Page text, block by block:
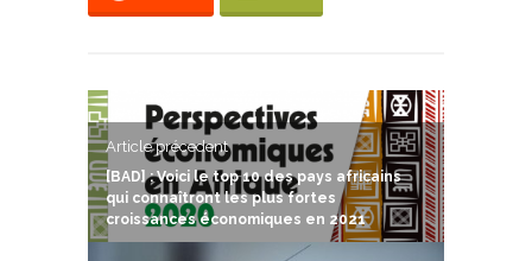
Article précedent
[BAD] : Voici le top 10 des pays africains
qui connaîtront les plus fortes
croissances économiques en 2021